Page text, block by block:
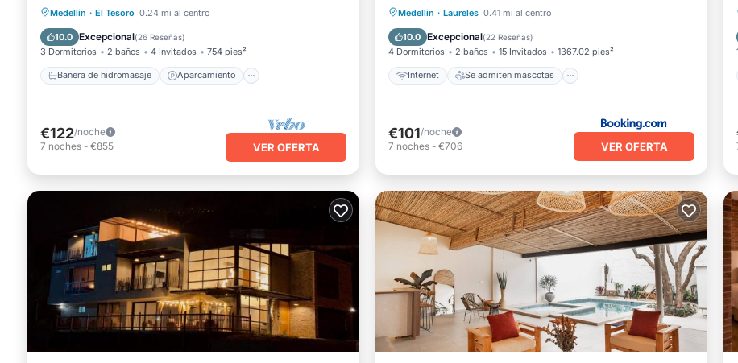
Medellin · El Tesoro 0.24 mi al centro
10.0 Excepcional(26 Reseñas)
3 Dormitorios 2 baños 4 Invitados 754 pies²
Bañera de hidromasaje Aparcamiento
Bañera de hidromasaje
Piscina
Spa
€122/noche
7 noches - €855 VER OFERTA
Medellin · Laureles 0.41 mi al centro
10.0 Excepcional(22 Reseñas)
4 Dormitorios 2 baños 15 Invitados 1367.02 pies²
Internet Se admiten mascotas
Internet
Se admiten mascotas
Apto para niños
€101/noche
7 noches - €706 VER OFERTA